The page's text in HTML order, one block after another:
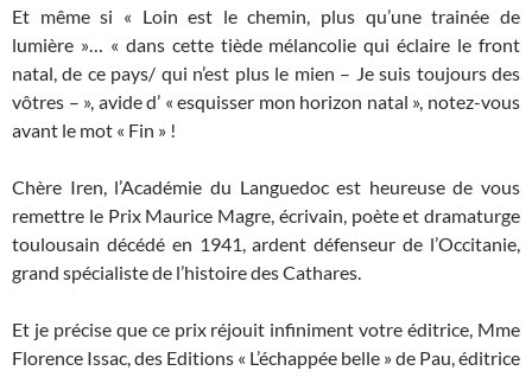
Et même si « Loin est le chemin, plus qu’une trainée de
lumière »… « dans cette tiède mélancolie qui éclaire le front
natal, de ce pays/ qui n’est plus le mien – Je suis toujours des
vôtres – », avide d’ « esquisser mon horizon natal », notez-vous
avant le mot « Fin » !
Chère Iren, l’Académie du Languedoc est heureuse de vous
remettre le Prix Maurice Magre, écrivain, poète et dramaturge
toulousain décédé en 1941, ardent défenseur de l’Occitanie,
grand spécialiste de l’histoire des Cathares.
Et je précise que ce prix réjouit infiniment votre éditrice, Mme
Florence Issac, des Editions « L’échappée belle » de Pau, éditrice